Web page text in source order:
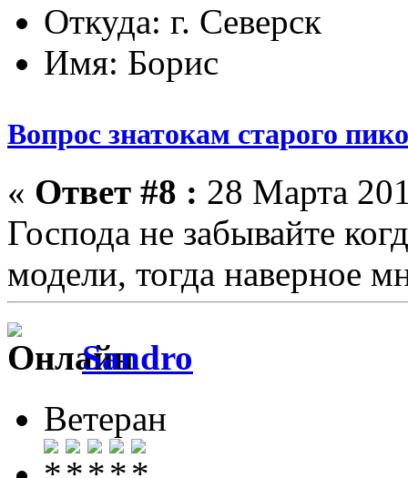
Откуда: г. Северск
Имя: Борис
Вопрос знатокам старого пико
« Ответ #8 : 28 Марта
Господа не забывайте
модели, тогда наверное
Sandro
Ветеран